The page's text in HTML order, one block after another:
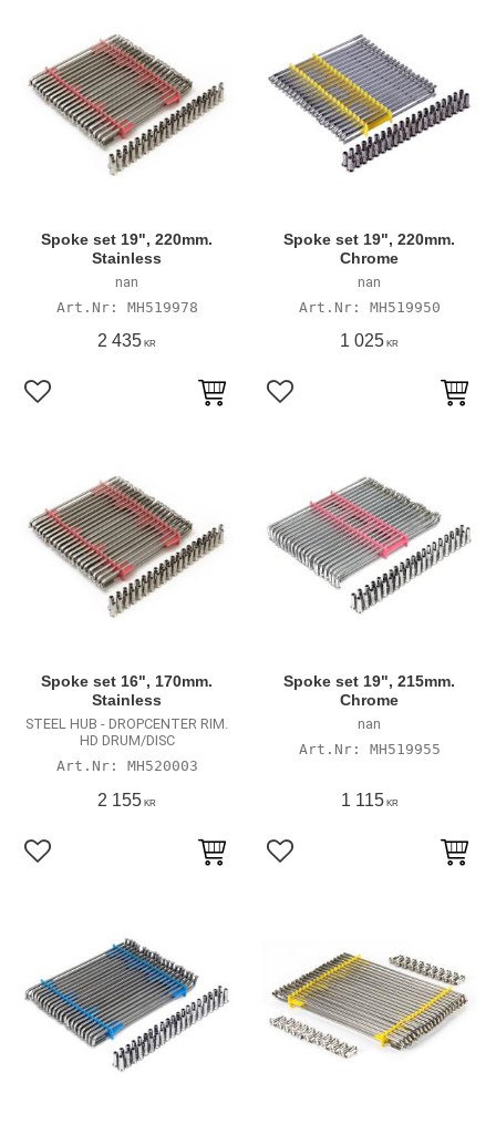
Spoke set 19", 220mm.
Stainless
nan
MH519978
2 435 KR
Lägg till i favoriter
Spoke set 19", 220mm.
Chrome
nan
MH519950
1 025 KR
Lägg till i favoriter
Spoke set 16", 170mm.
Stainless
STEEL HUB - DROPCENTER RIM.
HD DRUM/DISC
MH520003
2 155 KR
Lägg till i favoriter
Spoke set 19", 215mm.
Chrome
nan
MH519955
1 115KR
Lägg till i favoriter